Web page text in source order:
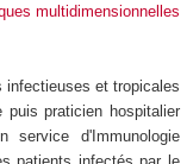
multidimensionnelles
infectieuses et tropicales
praticien hospitalier
service d'Immunologie